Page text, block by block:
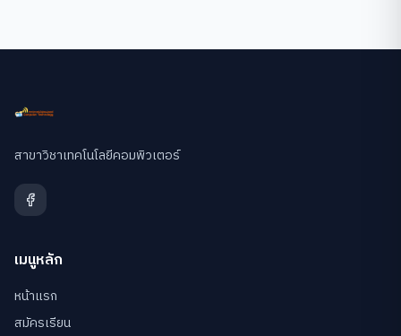
สาขาวิชาเทคโนโลยีคอมพิวเตอร์
เมนูหลัก
หน้าแรก
สมัครเรียน